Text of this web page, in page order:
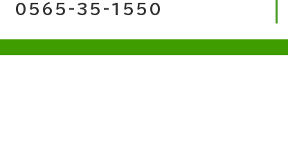
0565-35-1550